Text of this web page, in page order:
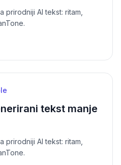
prirodniji AI tekst: ritam,
tekst manje
prirodniji AI tekst: ritam,